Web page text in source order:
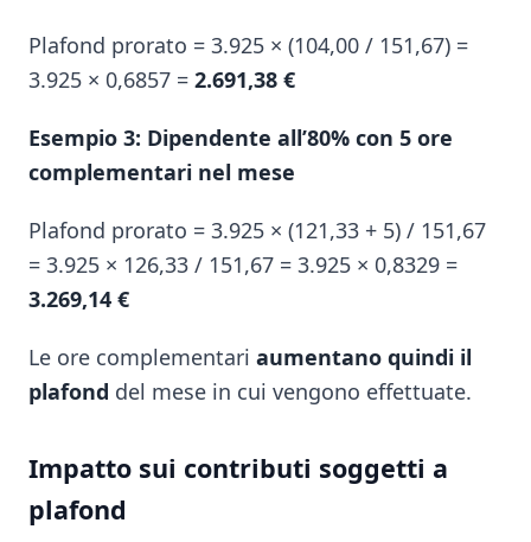
Plafond prorato = 3.925 × (104,00 / 151,67) =
3.925 × 0,6857 = 2.691,38 €
Esempio 3: Dipendente all’80% con 5 ore
complementari nel mese
Plafond prorato = 3.925 × (121,33 + 5) / 151,67
= 3.925 × 126,33 / 151,67 = 3.925 × 0,8329 =
3.269,14 €
Le ore complementari aumentano quindi il
plafond del mese in cui vengono effettuate.
Impatto sui contributi soggetti a
plafond